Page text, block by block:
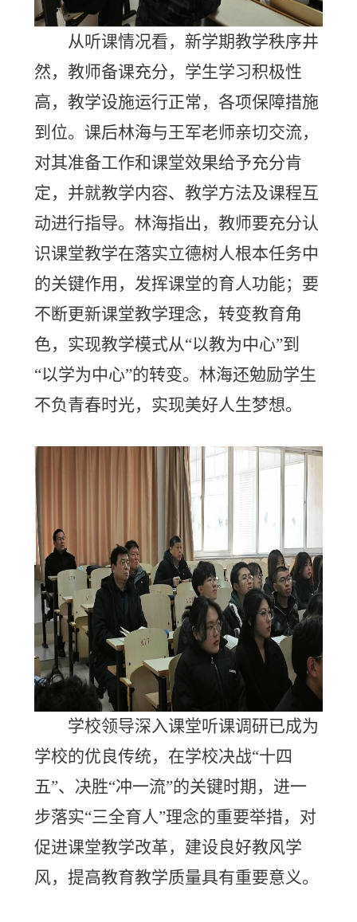
从听课情况看，新学期教学秩序井
然，教师备课充分，学生学习积极性
高，教学设施运行正常，各项保障措施
到位。课后林海与王军老师亲切交流，
对其准备工作和课堂效果给予充分肯
定，并就教学内容、教学方法及课程互
动进行指导。林海指出，教师要充分认
识课堂教学在落实立德树人根本任务中
的关键作用，发挥课堂的育人功能；要
不断更新课堂教学理念，转变教育角
色，实现教学模式从“以教为中心”到
“以学为中心”的转变。林海还勉励学生
不负青春时光，实现美好人生梦想。
学校领导深入课堂听课调研已成为
学校的优良传统，在学校决战“十四
五”、决胜“冲一流”的关键时期，进一
步落实“三全育人”理念的重要举措，对
促进课堂教学改革，建设良好教风学
风，提高教育教学质量具有重要意义。